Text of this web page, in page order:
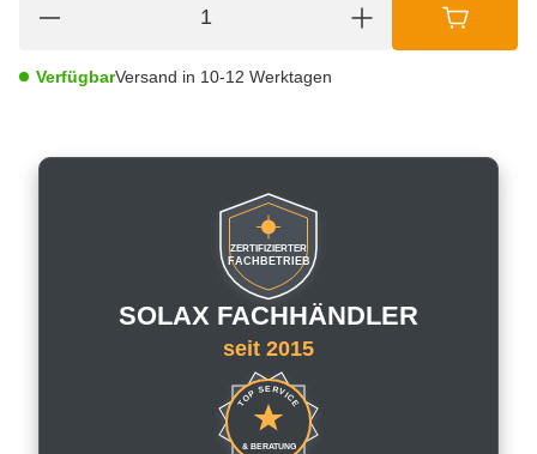
VerfügbarVersand in 10-12 Werktagen
ZERTIFIZIERTER
FACHBETRIEB
SOLAX FACHHÄNDLER
seit 2015
TOP SERVICE
& BERATUNG